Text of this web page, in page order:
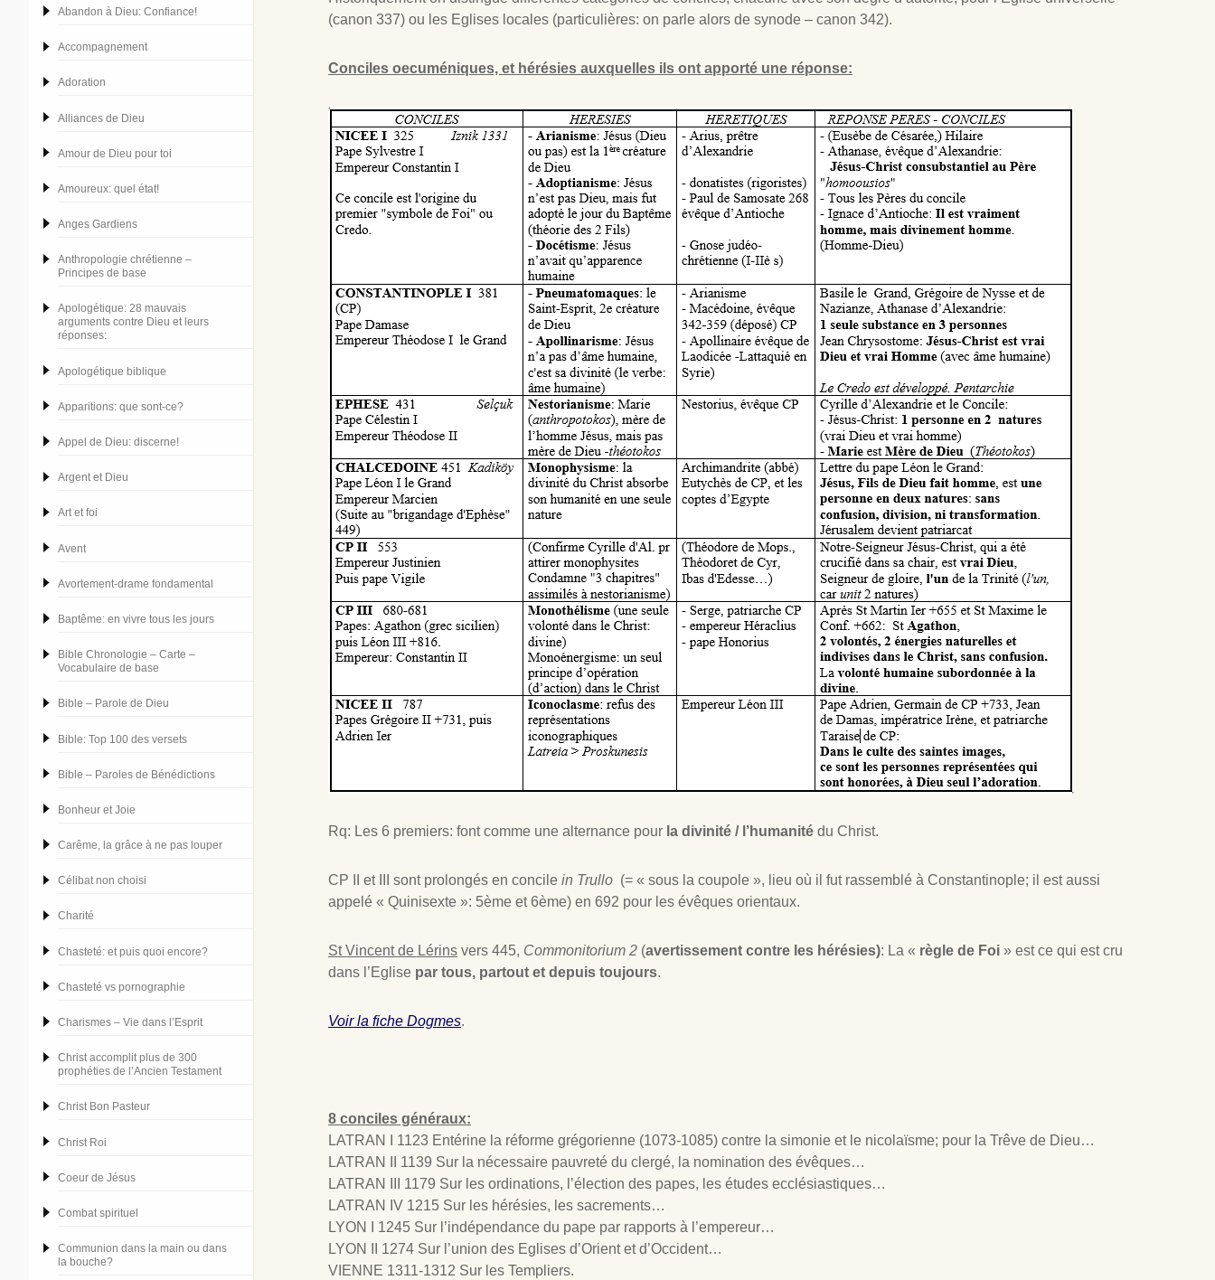
Abandon à Dieu: Confiance!
Accompagnement
Adoration
Alliances de Dieu
Amour de Dieu pour toi
Amoureux: quel état!
Anges Gardiens
Anthropologie chrétienne –
Principes de base
Apologétique: 28 mauvais
arguments contre Dieu et leurs
réponses:
Apologétique biblique
Apparitions: que sont-ce?
Appel de Dieu: discerne!
Argent et Dieu
Art et foi
Avent
Avortement-drame fondamental
Baptême: en vivre tous les jours
Bible Chronologie – Carte –
Vocabulaire de base
Bible – Parole de Dieu
Bible: Top 100 des versets
Bible – Paroles de Bénédictions
Bonheur et Joie
Carême, la grâce à ne pas louper
Célibat non choisi
Charité
Chasteté: et puis quoi encore?
Chasteté vs pornographie
Charismes – Vie dans l’Esprit
Christ accomplit plus de 300
prophéties de l’Ancien Testament
Christ Bon Pasteur
Christ Roi
Coeur de Jésus
Combat spirituel
Communion dans la main ou dans
la bouche?
(canon 337) ou les Eglises locales (particulières: on parle alors de synode – canon 342).
Conciles oecuméniques, et hérésies auxquelles ils ont apporté une réponse:
Rq: Les 6 premiers: font comme une alternance pour la divinité / l’humanité du Christ.
CP II et III sont prolongés en concile in Trullo (= « sous la coupole », lieu où il fut rassemblé à Constantinople; il est aussi
appelé « Quinisexte »: 5ème et 6ème) en 692 pour les évêques orientaux.
St Vincent de Lérins vers 445, Commonitorium 2 (avertissement contre les hérésies): La « règle de Foi » est ce qui est cru
dans l’Eglise par tous, partout et depuis toujours.
Voir la fiche Dogmes.
8 conciles généraux:
LATRAN I 1123 Entérine la réforme grégorienne (1073-1085) contre la simonie et le nicolaïsme; pour la Trêve de Dieu…
LATRAN II 1139 Sur la nécessaire pauvreté du clergé, la nomination des évêques…
LATRAN III 1179 Sur les ordinations, l’élection des papes, les études ecclésiastiques…
LATRAN IV 1215 Sur les hérésies, les sacrements…
LYON I 1245 Sur l’indépendance du pape par rapports à l’empereur…
LYON II 1274 Sur l’union des Eglises d’Orient et d’Occident…
VIENNE 1311-1312 Sur les Templiers.